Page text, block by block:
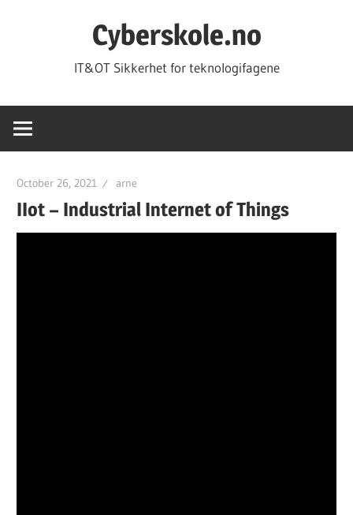
Cyberskole.no
IT&OT Sikkerhet for teknologifagene
October 26, 2021 arne
IIot – Industrial Internet of Things